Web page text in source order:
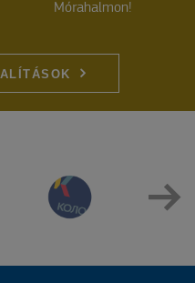
Mórahalmon!